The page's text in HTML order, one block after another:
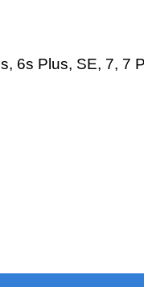
6s Plus, SE, 7, 7